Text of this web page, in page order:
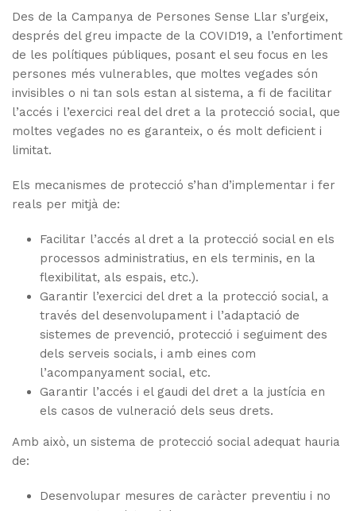
Des de la Campanya de Persones Sense Llar s’urgeix,
després del greu impacte de la COVID19, a l’enfortiment
de les polítiques públiques, posant el seu focus en les
persones més vulnerables, que moltes vegades són
invisibles o ni tan sols estan al sistema, a fi de facilitar
l’accés i l’exercici real del dret a la protecció social, que
moltes vegades no es garanteix, o és molt deficient i
limitat.
Els mecanismes de protecció s’han d’implementar i fer
reals per mitjà de:
Facilitar l’accés al dret a la protecció social en els
processos administratius, en els terminis, en la
flexibilitat, als espais, etc.).
Garantir l’exercici del dret a la protecció social, a
través del desenvolupament i l’adaptació de
sistemes de prevenció, protecció i seguiment des
dels serveis socials, i amb eines com
l’acompanyament social, etc.
Garantir l’accés i el gaudi del dret a la justícia en
els casos de vulneració dels seus drets.
Amb això, un sistema de protecció social adequat hauria
de:
Desenvolupar mesures de caràcter preventiu i no